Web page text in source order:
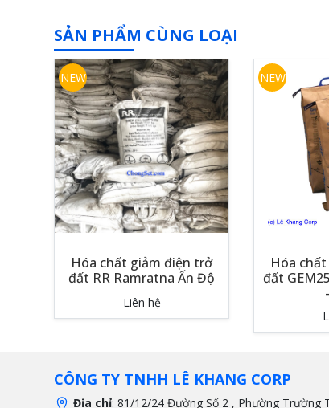
SẢN PHẨM CÙNG LOẠI
NEW
Hóa chất giảm điện trở
đất RR Ramratna Ấn Độ
Liên hệ
NEW
Hóa
đất
CÔNG TY TNHH LÊ KHANG CORP
Địa chỉ: 81/12/24 Đường Số 2 , Phường Trường